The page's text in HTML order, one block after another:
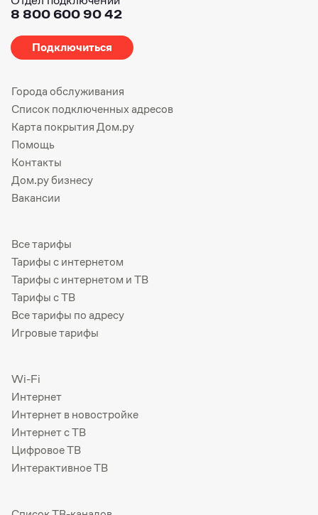
8 800 600 90 42
Подключиться
Города обслуживания
Список подключенных адресов
Карта покрытия Дом.ру
Помощь
Контакты
Дом.ру бизнесу
Вакансии
Все тарифы
Тарифы с интернетом
Тарифы с интернетом и ТВ
Тарифы с ТВ
Все тарифы по адресу
Игровые тарифы
Wi-Fi
Интернет
Интернет в новостройке
Интернет с ТВ
Цифровое ТВ
Интерактивное ТВ